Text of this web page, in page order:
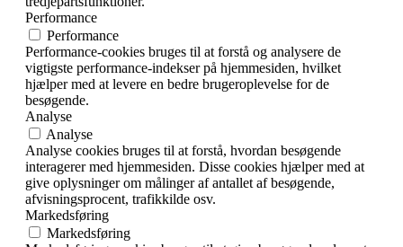
Performance
Performance
Performance-cookies bruges til at forstå og analysere de
vigtigste performance-indekser på hjemmesiden, hvilket
hjælper med at levere en bedre brugeroplevelse for de
besøgende.
Analyse
Analyse
Analyse cookies bruges til at forstå, hvordan besøgende
interagerer med hjemmesiden. Disse cookies hjælper med at
give oplysninger om målinger af antallet af besøgende,
afvisningsprocent, trafikkilde osv.
Markedsføring
Markedsføring